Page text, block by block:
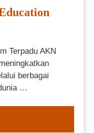
Terpadu AKN
berbagai
…